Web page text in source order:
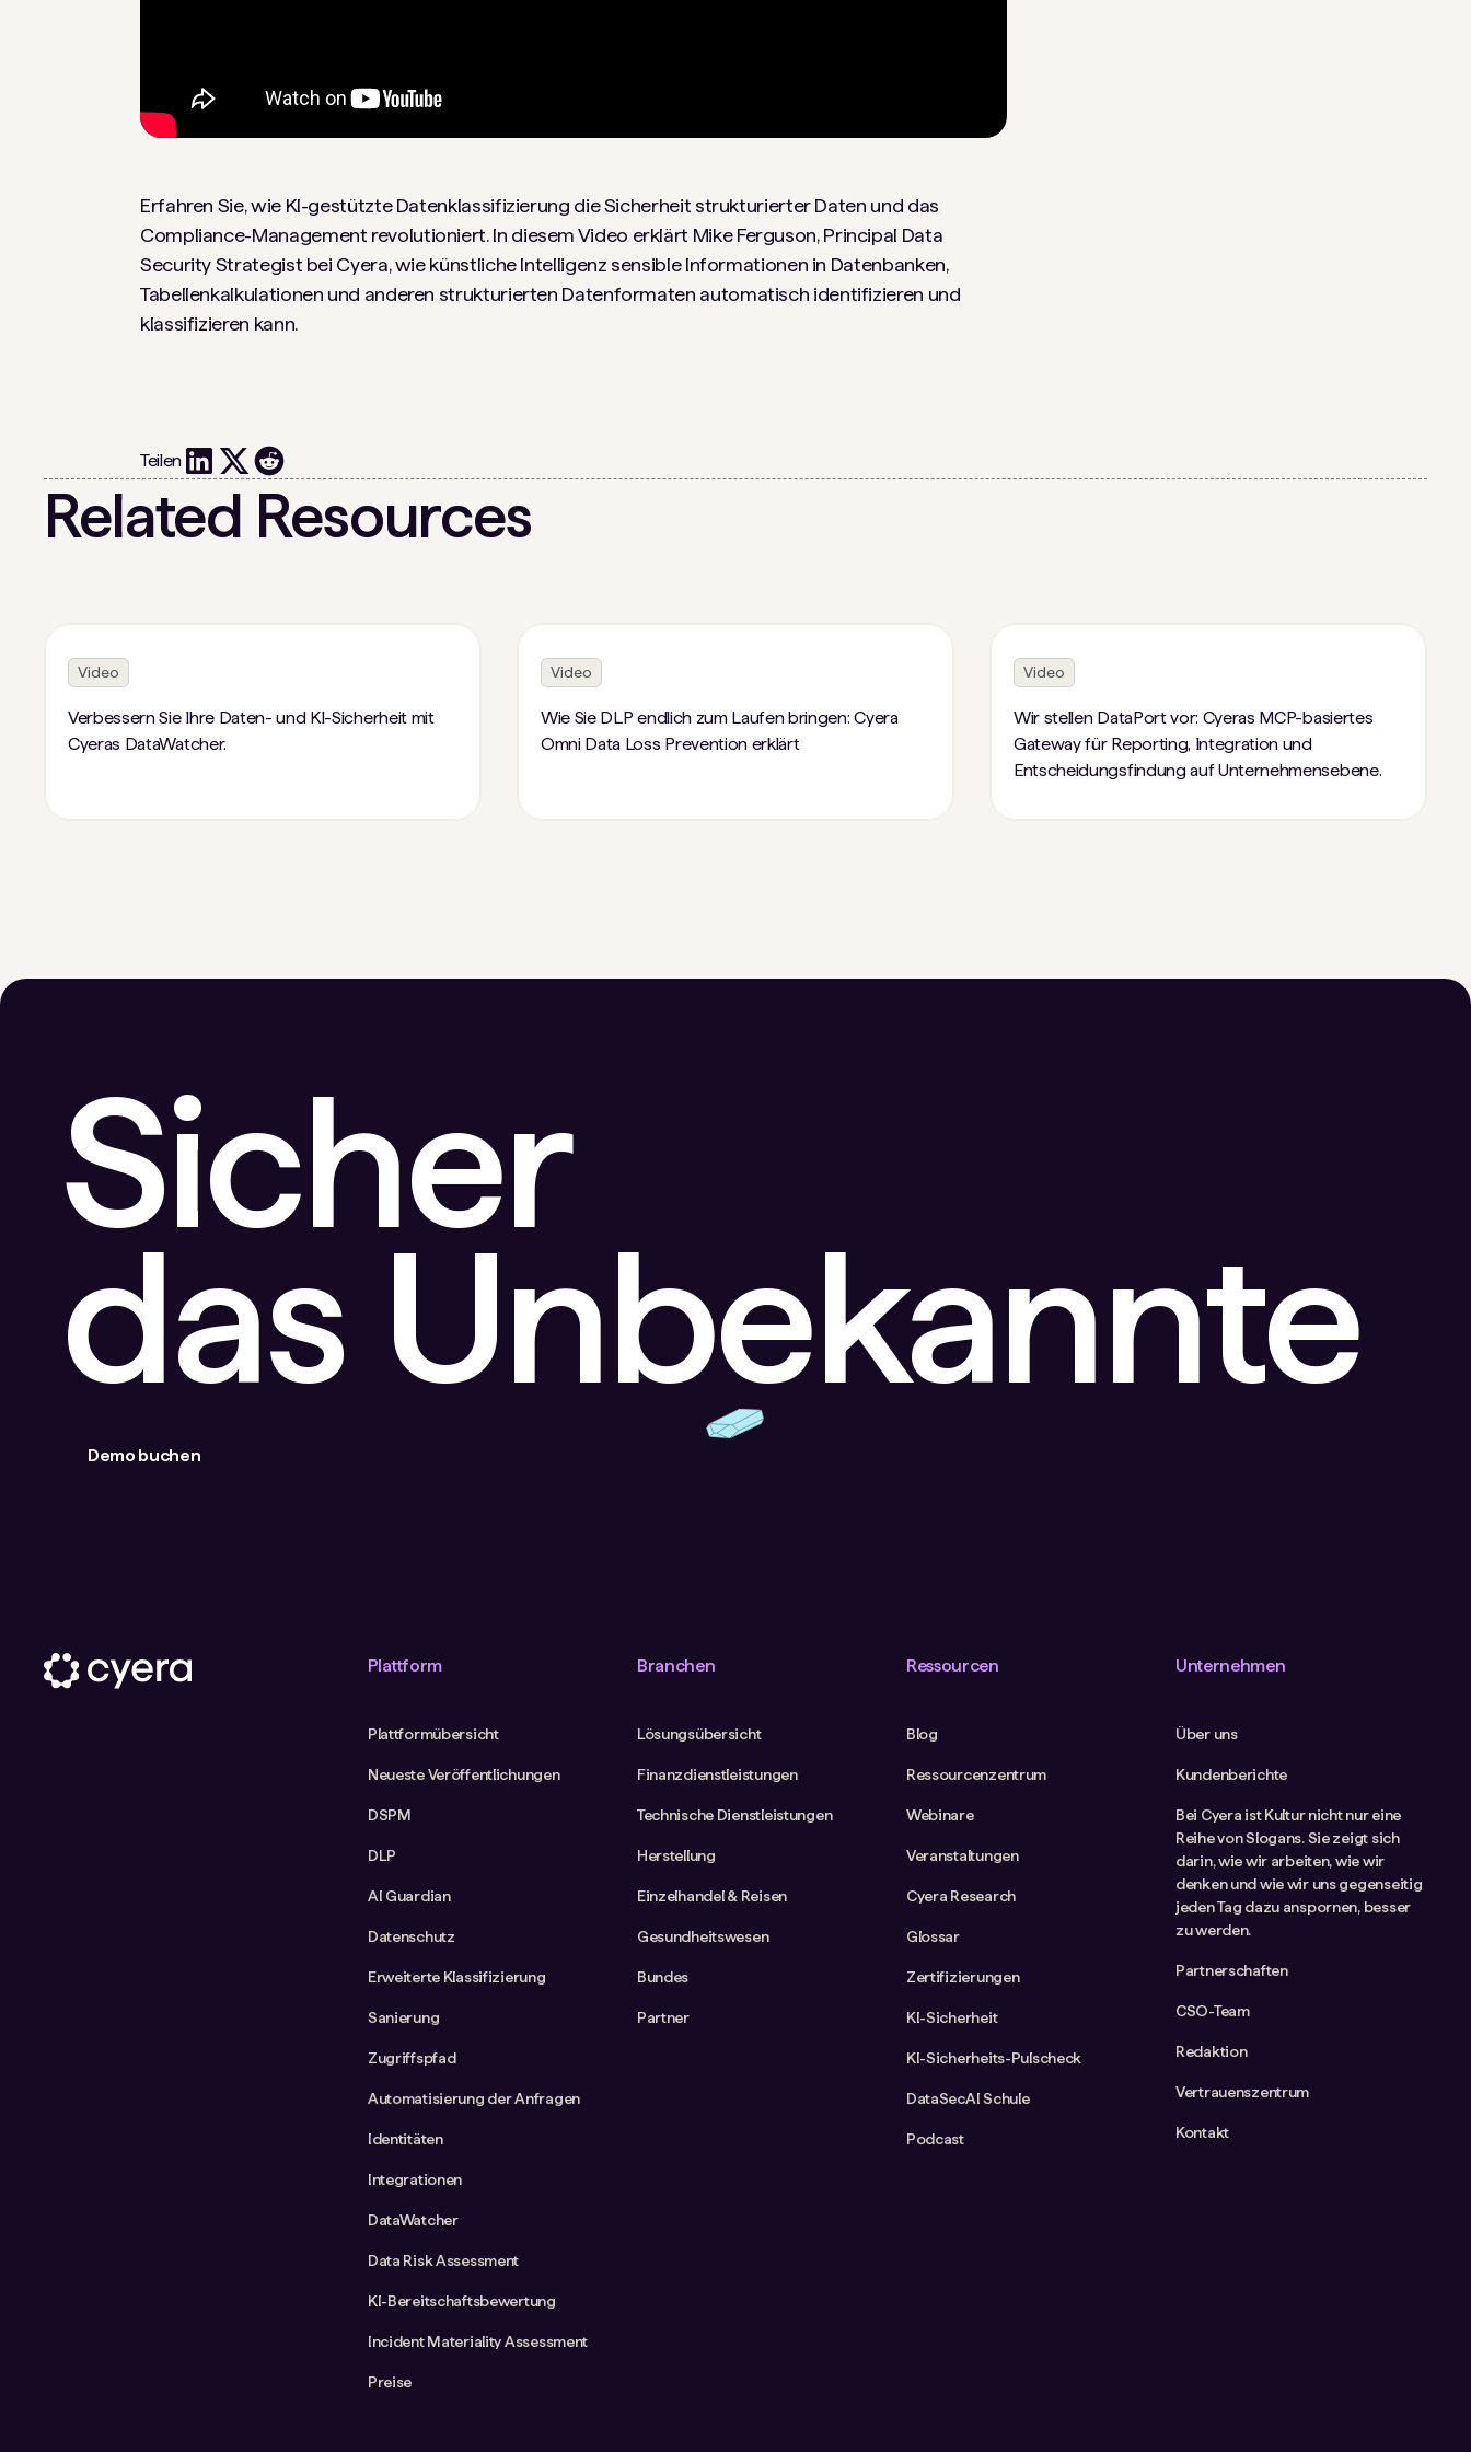
Erfahren Sie, wie KI-gestützte Datenklassifizierung die Sicherheit strukturierter Daten und das
Compliance-Management revolutioniert. In diesem Video erklärt Mike Ferguson, Principal Data
Security Strategist bei Cyera, wie künstliche Intelligenz sensible Informationen in Datenbanken,
Tabellenkalkulationen und anderen strukturierten Datenformaten automatisch identifizieren und
klassifizieren kann.
Teilen
Related Resources
Video
Verbessern Sie Ihre Daten- und KI-Sicherheit mit
Cyeras DataWatcher.
Video
Wie Sie DLP endlich zum Laufen bringen: Cyera
Omni Data Loss Prevention erklärt
Video
Wir stellen DataPort vor: Cyeras MCP-basiertes
Gateway für Reporting, Integration und
Entscheidungsfindung auf Unternehmensebene.
Sicher
das Unbekannte
Demo buchen
Plattform
Plattformübersicht
Neueste Veröffentlichungen
DSPM
DLP
AI Guardian
Datenschutz
Erweiterte Klassifizierung
Sanierung
Zugriffspfad
Automatisierung der Anfragen
Identitäten
Integrationen
DataWatcher
Data Risk Assessment
KI-Bereitschaftsbewertung
Incident Materiality Assessment
Preise
Branchen
Lösungsübersicht
Finanzdienstleistungen
Technische Dienstleistungen
Herstellung
Einzelhandel & Reisen
Gesundheitswesen
Bundes
Partner
Ressourcen
Blog
Ressourcenzentrum
Webinare
Veranstaltungen
Cyera Research
Glossar
Zertifizierungen
KI-Sicherheit
KI-Sicherheits-Pulscheck
DataSecAI Schule
Podcast
Unternehmen
Über uns
Kundenberichte
Bei Cyera ist Kultur nicht nur eine
Reihe von Slogans. Sie zeigt sich
darin, wie wir arbeiten, wie wir
denken und wie wir uns gegenseitig
jeden Tag dazu anspornen, besser
zu werden.
Partnerschaften
CSO-Team
Redaktion
Vertrauenszentrum
Kontakt